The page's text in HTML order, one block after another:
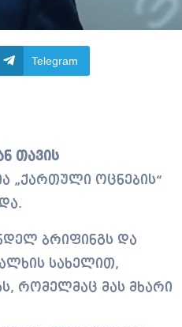
Telegram
„ქართული ოცნების“
ბრიფინგს და
სახელით,
რომელმაც მას მხარი